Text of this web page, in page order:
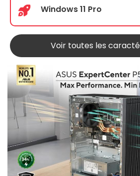
Windows 11 Pro
Voir toutes les